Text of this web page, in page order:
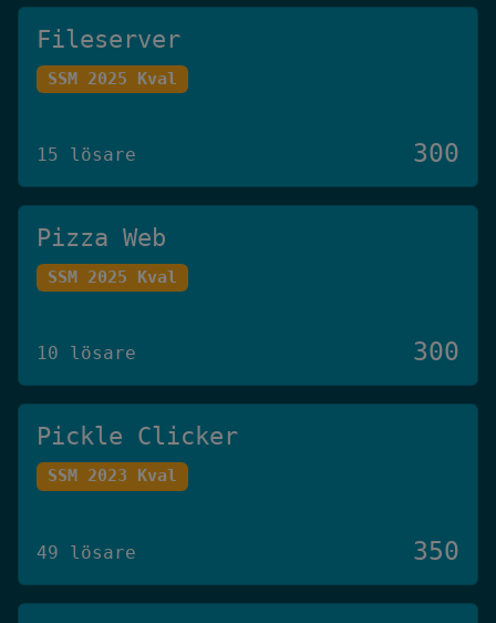
Fileserver
SSM 2025 Kval
15 lösare 300
Pizza Web
SSM 2025 Kval
10 lösare 300
Pickle Clicker
SSM 2023 Kval
49 lösare 350